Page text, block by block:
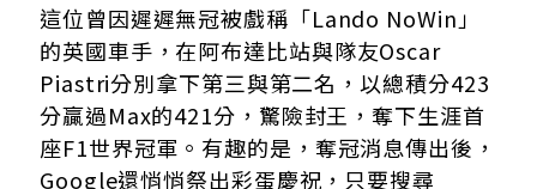
這位曾因遲遲無冠被戲稱「Lando NoWin」
的英國車手，在阿布達比站與隊友Oscar
Piastri分別拿下第三與第二名，以總積分423
分贏過Max的421分，驚險封王，奪下生涯首
座F1世界冠軍。有趣的是，奪冠消息傳出後，
Google還悄悄祭出彩蛋慶祝，只要搜尋